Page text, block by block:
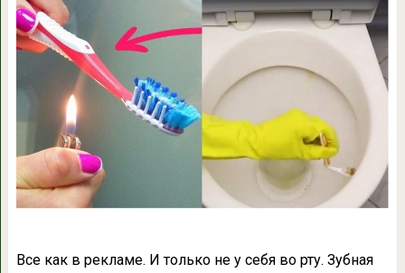
Все как в рекламе. И только не у себя во рту. Зубная